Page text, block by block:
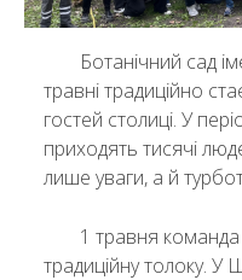
Ботанічний сад
травні традиційно
гостей столиці. У
приходять тисячі
лише уваги, а й
1 травня
традиційну толоку. У